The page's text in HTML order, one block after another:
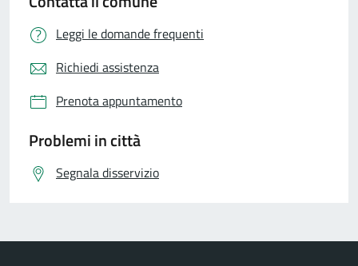
Leggi le domande frequenti
Richiedi assistenza
Prenota appuntamento
Problemi in città
Segnala disservizio